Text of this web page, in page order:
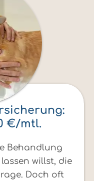
€/mtl.
Behandlung
willst, die
Doch oft